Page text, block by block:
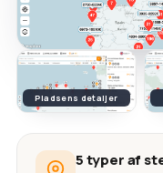
Pladsens detaljer
5 typer af